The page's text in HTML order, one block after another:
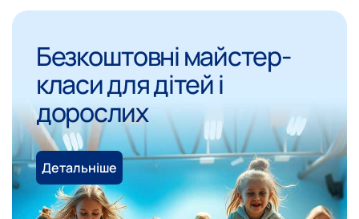
Безкоштовні майстер-
класи для дітей і
дорослих
Детальніше